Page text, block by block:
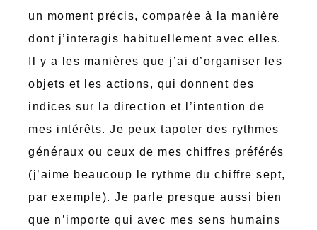
un moment précis, comparée à la manière
dont j’interagis habituellement avec elles.
Il y a les manières que j’ai d’organiser les
objets et les actions, qui donnent des
indices sur la direction et l’intention de
mes intérêts. Je peux tapoter des rythmes
généraux ou ceux de mes chiffres préférés
(j’aime beaucoup le rythme du chiffre sept,
par exemple). Je parle presque aussi bien
que n’importe qui avec mes sens humains